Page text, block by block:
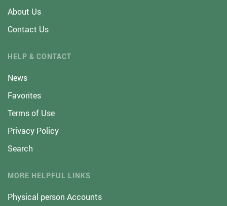
About Us
Contact Us
HELP & CONTACT
News
Favorites
Terms of Use
Privacy Policy
Search
MORE HELPFUL LINKS
Physical person Accounts